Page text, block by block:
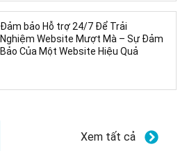
Đảm bảo Hỗ trợ 24/7 Để Trải
Nghiệm Website Mượt Mà – Sự Đảm
Bảo Của Một Website Hiệu Quả
Xem tất cả